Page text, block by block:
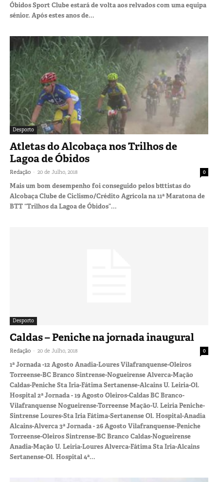
Óbidos Sport Clube estará de volta aos relvados com uma equipa
sénior. Após estes anos de...
Desporto
Atletas do Alcobaça nos Trilhos de
Lagoa de Óbidos
Redação - 20 de Julho, 2018 0
Mais um bom desempenho foi conseguido pelos btttistas do
Alcobaça Clube de Ciclismo/Crédito Agrícola na 11ª Maratona de
BTT “Trilhos da Lagoa de Óbidos”...
Desporto
Caldas – Peniche na jornada inaugural
Redação - 20 de Julho, 2018 0
1ª Jornada -12 Agosto Anadia-Loures Vilafranquense-Oleiros
Torreense-BC Branco Sintrense-Nogueirense Alverca-Mação
Caldas-Peniche Sta Iria-Fátima Sertanense-Alcains U. Leiria-Ol.
Hospital 2ª Jornada - 19 Agosto Oleiros-Caldas BC Branco-
Vilafranquense Nogueirense-Torreense Mação-U. Leiria Peniche-
Sintrense Loures-Sta Iria Fátima-Sertanense Ol. Hospital-Anadia
Alcains-Alverca 3ª Jornada - 26 Agosto Vilafranquense-Peniche
Torreense-Oleiros Sintrense-BC Branco Caldas-Nogueirense
Anadia-Mação U. Leiria-Loures Alverca-Fátima Sta Iria-Alcains
Sertanense-Ol. Hospital 4ª...